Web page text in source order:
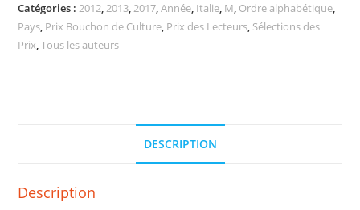
Catégories :2012,2013,2017,Année, Italie, M, Ordre alphabétique,
Pays, Prix Bouchon de Culture, Prix des Lecteurs, Sélections des
Prix,Tous les auteurs
DESCRIPTION
Description